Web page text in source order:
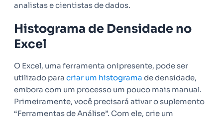
analistas e cientistas de dados.
Histograma de Densidade no
Excel
O Excel, uma ferramenta onipresente, pode ser
utilizado para criar um histograma de densidade,
embora com um processo um pouco mais manual.
Primeiramente, você precisará ativar o suplemento
“Ferramentas de Análise”. Com ele, crie um